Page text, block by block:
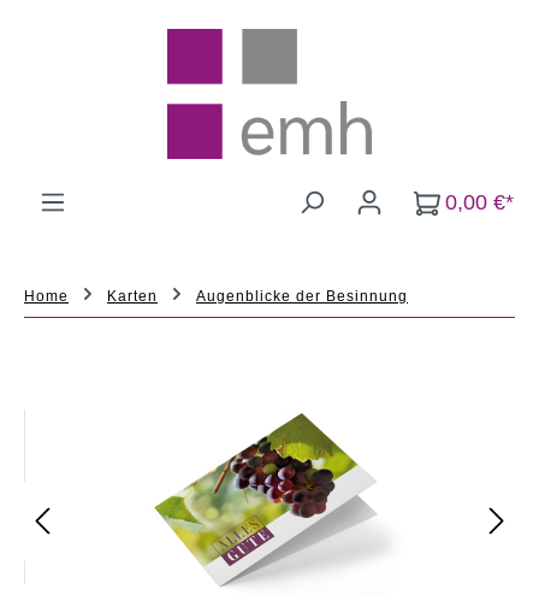
Zum Hauptinhalt springen
0,00 €*
Home Karten Augenblicke der Besinnung